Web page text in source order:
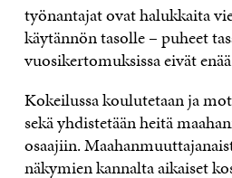
työnantajat ovat halukkaita
käytännön tasolle – puheet
vuosikertomuksissa eivät
Kokeilussa koulutetaan ja
sekä yhdistetään heitä
osaajiin.
näkymien kannalta aikaiset